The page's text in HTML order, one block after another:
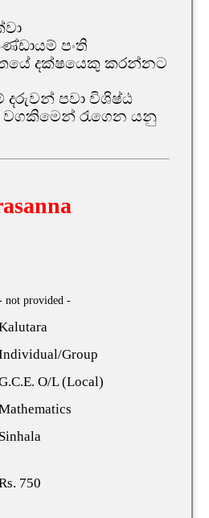
පංති
දක්ෂයෙකු කරන්නට
දරුවන් පවා විශිෂ්ඨ
වගකිමෙන් රැගෙන යනු
not provided -
Group
O/L (Local)
Sinhala
750